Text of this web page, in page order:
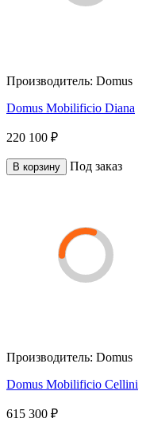
Производитель: Domus
Domus Mobilificio Diana
220 100 ₽
В корзину Под заказ
Производитель: Domus
Domus Mobilificio Cellini
615 300 ₽